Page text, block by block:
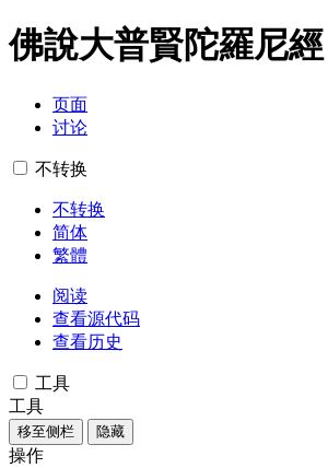
佛說大普賢陀羅尼經
页面
讨论
不转换
不转换
简体
繁體
阅读
查看源代码
查看历史
工具
工具
移至侧栏 隐藏
操作